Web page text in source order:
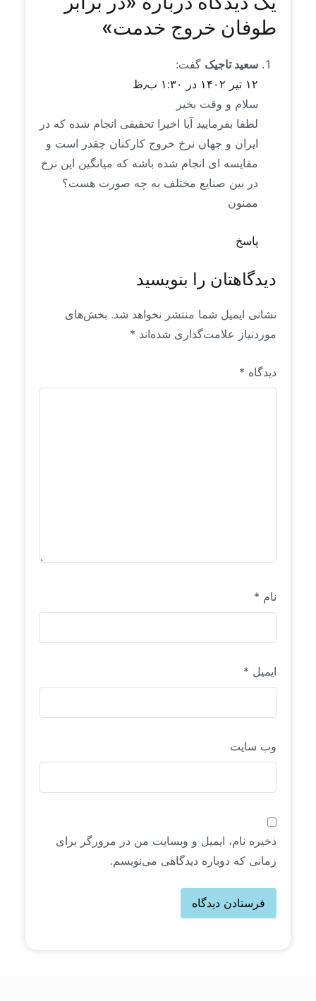
طوفان خروج خدمت»
سعید تاجیک گفت:
۱۲ تیر ۱۴۰۲ در ۱:۳۰ ب٫ظ
سلام و وقت بخیر
لطفا بفرمایید آیا اخیرا تحقیقی انجام شده که در
ایران و جهان نرخ خروج کارکنان چقدر است و
مقایسه ای انجام شده باشه که میانگین این نرخ
در بین صنایع مختلف به چه صورت هست؟
ممنون
پاسخ
دیدگاهتان را بنویسید
نشانی ایمیل شما منتشر نخواهد شد. بخش‌های
موردنیاز علامت‌گذاری شده‌اند *
دیدگاه *
نام *
ایمیل *
وب‌ سایت
ذخیره نام، ایمیل و وبسایت من در مرورگر برای
زمانی که دوباره دیدگاهی می‌نویسم.